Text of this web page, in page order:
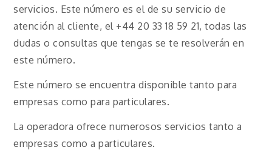
servicios. Este número es el de su servicio de
atención al cliente, el +44 20 33 18 59 21, todas las
dudas o consultas que tengas se te resolverán en
este número.
Este número se encuentra disponible tanto para
empresas como para particulares.
La operadora ofrece numerosos servicios tanto a
empresas como a particulares.